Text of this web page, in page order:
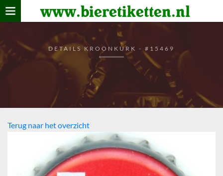
www.bieretiketten.nl
Home
De bierkaart
DETAILS KROONKURK - #15469
Terug naar het overzicht